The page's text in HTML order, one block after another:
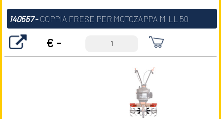
140557- COPPIA FRESE PER MOTOZAPPA MILL 50
€ -